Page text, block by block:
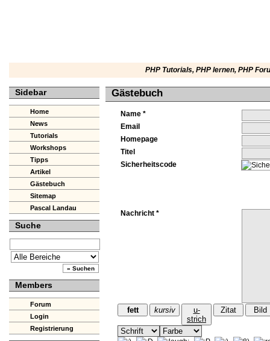
PHP Tutorials, PHP lernen, PHP
Sidebar
Home
News
Tutorials
Workshops
Tipps
Artikel
Gästebuch
Sitemap
Pascal Landau
Suche
Members
Forum
Login
Registrierung
Gästebuch
Name *
Email
Homepage
Titel
Sicherheitscode
Nachricht *
fett kursiv
u-
strich
Zitat Bild